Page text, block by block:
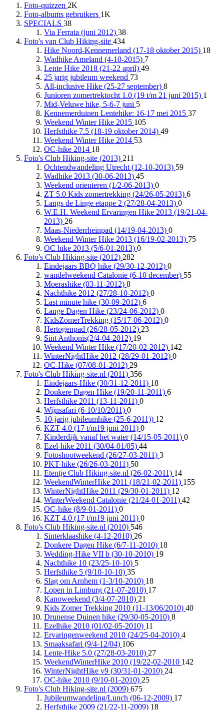
Foto-quizzen 2K
Foto-albums gebruikers 1K
SPECIALS 38
Via Ferrata (juni 2012) 38
Foto's van Club Hiking-site 434
Hike Noord-Kennemerland (17-18 oktober 2015) 18
Wadhike Ameland (4-10-2015) 7
Lente Hike 2018 (21-22 april) 49
25 jarig jubileum weekend 73
All-inclusive Hike (25-27 september) 8
Junioren zomertrektocht 1.0 (19 t/m 21 juni 2015) 1
Mid-Veluwe hike, 5-6-7 juni 5
Kennemerduinen Lentehike: 16-17 mei 2015 37
Weekend Winter Hike 2015 105
Herfsthike 7.5 (18-19 oktober 2014) 49
Weekend Winter Hike 2014 53
OC-hike 2014 18
Foto's Club Hiking-site (2013) 211
Ochtendwandeling Utrecht (12-10-2013) 59
Wadhike 2013 (30-06-2013) 45
Weekend orienteren (1/2-06-2013) 0
ZT 5.0 Kids zomertrekking (24/26-05-2013) 6
Langs de Linge etappe 2 (27/28-04-2013) 0
W.E.H. Weekend Ervaringen Hike 2013 (19/21-04-
2013) 26
Maas-Niederrheinpad (14/19-04-2013) 0
Weekend Winter Hike 2013 (16/19-02-2013) 75
OC hike 2013 (5/6-01-2013) 0
Foto's Club Hiking-site (2012) 282
Eindejaars BBQ hike (29/30-12-2012) 0
wandelweekend Catalonie (6-10 december) 55
Moerashike (03-11-2012) 8
Nachthike 2012 (27/28-10-2012) 0
Last minute hike (30-09-2012) 6
Lange Dagen Hike (23/24-06-2012) 0
KidsZomerTrekking (15/17-06-2012) 0
Hertogenpad (26/28-05-2012) 23
Sint Anthonis(2/4-04-2012) 19
Weekend Winter Hike (17/20-02-2012) 142
WinterNightHike 2012 (28/29-01-2012) 0
OC-Hike (07/08-01-2012) 29
Foto's Club Hiking-site.nl (2011) 356
Eindejaars-Hike (30/31-12-2011) 18
Donkere Dagen Hike (19/20-11-2011) 6
Herfsthike 2011 (13-11-2011) 0
Wijnsafari (6-10/10/2011) 0
10-jarig jubileumhike (25-6-2011)) 12
KZT 4.0 (17 t/m19 juni 2011) 0
Kinderdijk vanaf het water (14/15-05-2011) 0
Ezel-hike 2011 (30/04-01/05) 44
Fotoshootweekend (26/27-03-2011) 3
PKT-hike (26/26-03-2011) 50
Etentje Club Hiking-site.nl (26-02-2011) 14
WeekendWinterHike 2011 (18/21-02-2011) 155
WinterNightHike 2011 (29/30-01-2011) 12
WinterWeekend Catalonie (21/24-01-2011) 42
OC-hike (8/9-01-2011) 0
KZT 4.0 (17 t/m19 juni 2011) 0
Foto's Club Hiking-site.nl (2010) 546
Sinterklaashike (4-12-2010) 26
Donkere Dagen Hike (6/7-11-2010) 18
Wedding-Hike VII b (30-10-2010) 19
Nachthike 10 (23/25-10-10) 5
Herfsthike 5 (9/10-10-10) 35
Slag om Arnhem (1-3/10-2010) 18
Lopen in Limburg (21-07-2010) 17
Kanoweekend (3/4-07-2010) 21
Kids Zomer Trekking 2010 (11-13/06/2010) 40
Drunense Duinen hike (29/30-05-2010) 8
Ezelhike 2010 (01/02-05-2010) 11
Ervaringenweekend 2010 (24/25-04-2010) 4
Smaaksafari (9/4-12/04) 106
Lente-Hike 5.0 (27/28-03-2010) 27
WeekendWinterHike 2010 (19/22-02-2010 142
WinterNightHike v9 (30/31-01-2010) 24
OC-hike 2010 (9/10-01-2010) 25
Foto's Club Hiking-site.nl (2009) 675
Jubileumwandeling/Lunch (06-12-2009) 17
Herfsthike 2009 (21/22-11-2009) 18